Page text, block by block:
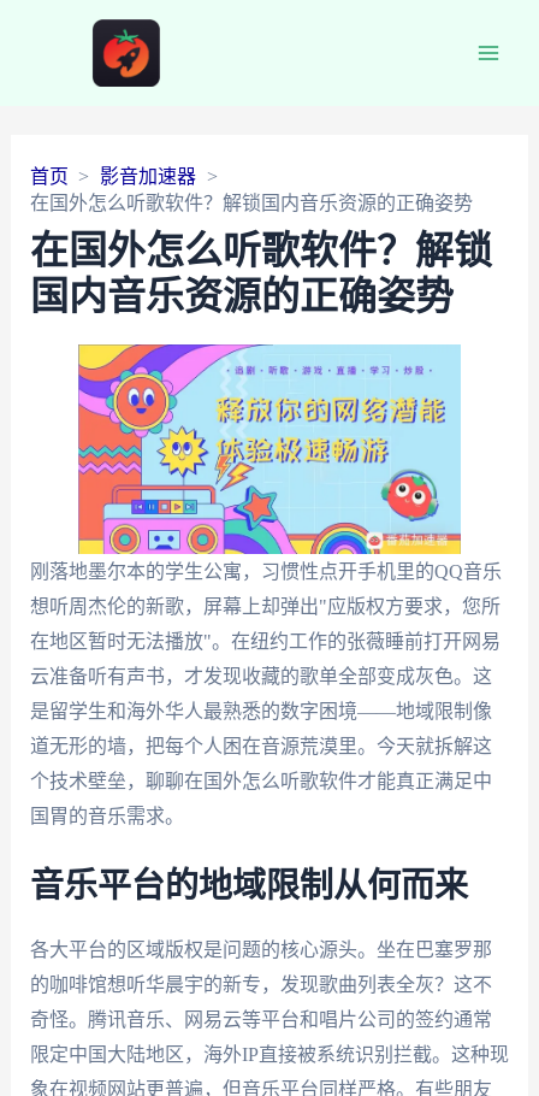
首页
影音加速器
在国外怎么听歌软件？解锁国内音乐资源的正确姿势
在国外怎么听歌软件？解锁
国内音乐资源的正确姿势
刚落地墨尔本的学生公寓，习惯性点开手机里的QQ音乐
想听周杰伦的新歌，屏幕上却弹出"应版权方要求，您所
在地区暂时无法播放"。在纽约工作的张薇睡前打开网易
云准备听有声书，才发现收藏的歌单全部变成灰色。这
是留学生和海外华人最熟悉的数字困境——地域限制像
道无形的墙，把每个人困在音源荒漠里。今天就拆解这
个技术壁垒，聊聊在国外怎么听歌软件才能真正满足中
国胃的音乐需求。
音乐平台的地域限制从何而来
各大平台的区域版权是问题的核心源头。坐在巴塞罗那
的咖啡馆想听华晨宇的新专，发现歌曲列表全灰？这不
奇怪。腾讯音乐、网易云等平台和唱片公司的签约通常
限定中国大陆地区，海外IP直接被系统识别拦截。这种现
象在视频网站更普遍，但音乐平台同样严格。有些朋友